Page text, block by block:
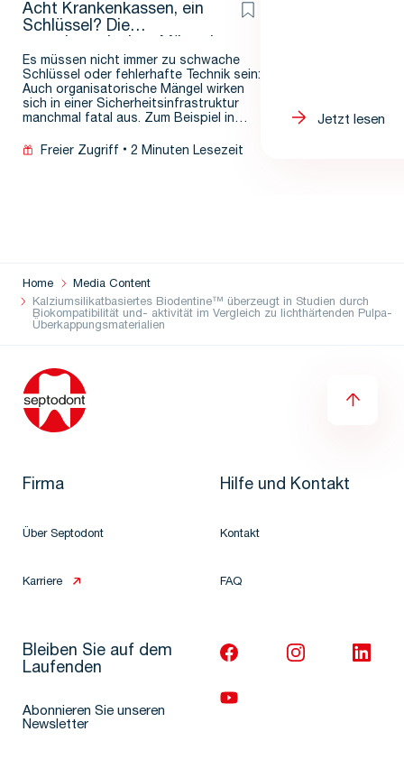
Acht Krankenkassen, ein
Schlüssel? Die
in der TI
Es müssen nicht immer zu schwache
Schlüssel oder fehlerhafte Technik sein:
Auch organisatorische Mängel wirken
sich in einer Sicherheitsinfrastruktur
manchmal fatal aus. Zum Beispiel in…
Freier Zugriff 2 Minuten Lesezeit
Jetzt lesen
Home
Media Content
Kalziumsilikatbasiertes Biodentine™ überzeugt in Studien durch
Biokompatibilität und- aktivität im Vergleich zu lichthärtenden Pulpa-
Überkappungsmaterialien
Firma
Über Septodont
Karriere
Hilfe und Kontakt
Kontakt
FAQ
Bleiben Sie auf dem
Laufenden
Abonnieren Sie unseren
Newsletter